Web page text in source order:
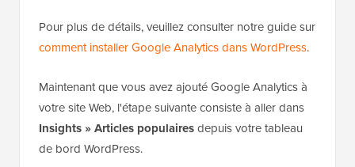
Pour plus de détails, veuillez consulter notre guide sur
comment installer Google Analytics dans WordPress.
Maintenant que vous avez ajouté Google Analytics à
votre site Web, l'étape suivante consiste à aller dans
Insights » Articles populairesdepuis votre tableau
de bord WordPress.